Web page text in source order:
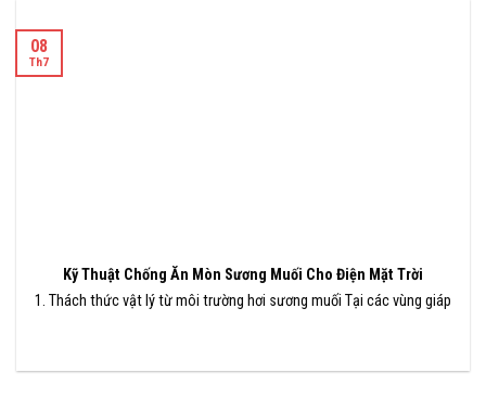
Kỹ Thuật Chống Ăn Mòn Sương Muối Cho Điện Mặt Trời
1. Thách thức vật lý từ môi trường hơi sương muối Tại các vùng giáp
08
Th7